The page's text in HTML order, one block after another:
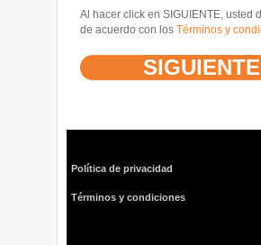
Al hacer click en SIGUIENTE, usted
de acuerdo con los Términos y
Política de privacidad
Términos y condiciones